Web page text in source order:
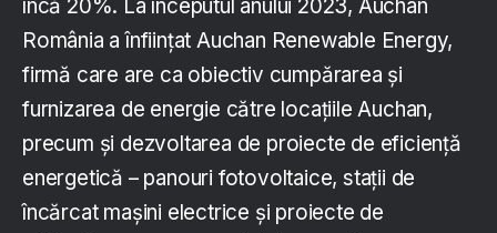
încă 20%. La începutul anului 2023, Auchan
România a înființat Auchan Renewable Energy,
firmă care are ca obiectiv cumpărarea și
furnizarea de energie către locațiile Auchan,
precum și dezvoltarea de proiecte de eficiență
energetică – panouri fotovoltaice, stații de
încărcat mașini electrice și proiecte de